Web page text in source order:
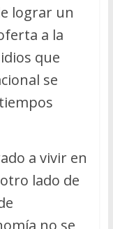
lograr un
a la
que
se
a vivir en
lado de
no se